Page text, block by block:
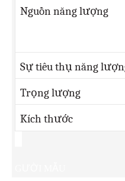
Nguồn năng lượng
Sự tiêu thụ năng
Trọng lượng
Kích thước